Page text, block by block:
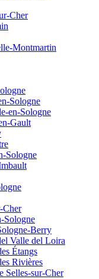
Cher
Montmartin
Sologne
en-Sologne
Gault
Sologne
Cher
Sologne
Berry
Valle del Loira
Étangs
Rivières
Selles-sur-Cher